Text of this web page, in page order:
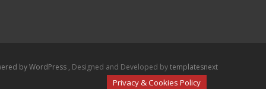
by WordPress , Designed and Developed bytemplatesnext
Privacy & Cookies Policy